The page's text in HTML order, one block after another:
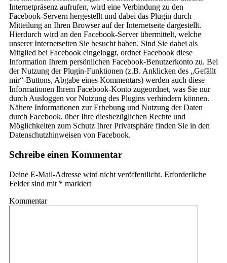
Internetpräsenz aufrufen, wird eine Verbindung zu den
Facebook-Servern hergestellt und dabei das Plugin durch
Mitteilung an Ihren Browser auf der Internetseite dargestellt.
Hierdurch wird an den Facebook-Server übermittelt, welche
unserer Internetseiten Sie besucht haben. Sind Sie dabei als
Mitglied bei Facebook eingeloggt, ordnet Facebook diese
Information Ihrem persönlichen Facebook-Benutzerkonto zu. Bei
der Nutzung der Plugin-Funktionen (z.B. Anklicken des „Gefällt
mir“-Buttons, Abgabe eines Kommentars) werden auch diese
Informationen Ihrem Facebook-Konto zugeordnet, was Sie nur
durch Ausloggen vor Nutzung des Plugins verhindern können.
Nähere Informationen zur Erhebung und Nutzung der Daten
durch Facebook, über Ihre diesbezüglichen Rechte und
Möglichkeiten zum Schutz Ihrer Privatsphäre finden Sie in den
Datenschutzhinweisen von Facebook.
Schreibe einen Kommentar
Deine E-Mail-Adresse wird nicht veröffentlicht. Erforderliche
Felder sind mit * markiert
Kommentar